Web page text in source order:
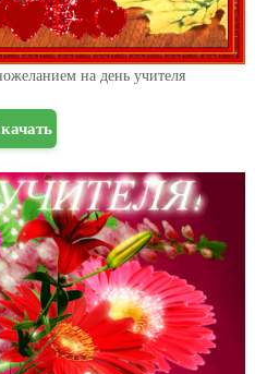
на день учителя